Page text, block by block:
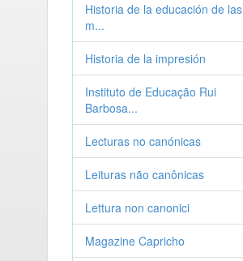
Historia de la educación de las
m...
Historia de la impresión
Instituto de Educação Rui
Barbosa...
Lecturas no canónicas
Leituras não canônicas
Lettura non canonici
Magazine Capricho